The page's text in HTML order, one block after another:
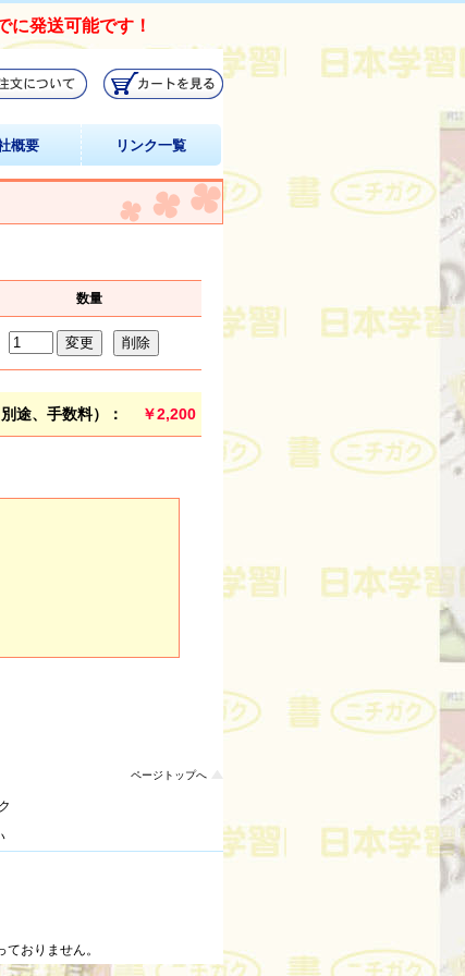
に発送可能です！
概要 リンク一覧
数量
途、手数料）： ￥2,200
ページトップへ
おりません。